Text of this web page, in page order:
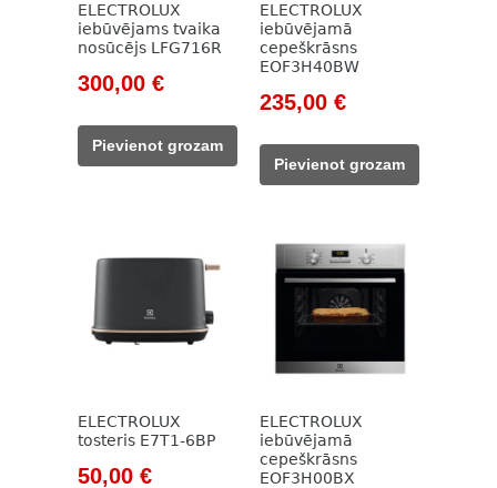
ELECTROLUX
iebūvējams tvaika
nosūcējs LFG716R
Original
was:
504,00 €.
300,00 €Current
300,00 €.
Pievienot grozam
ELECTROLUX
iebūvējamā
cepeškrāsns
EOF3H40BW
Original
was:
365,00 €.
235,00 €Current
235,00 €.
Pievienot grozam
ELECTROLUX
tosteris E7T1-6BP
Original
50,00 €Current
ELECTROLUX
iebūvējamā
cepeškrāsns
EOF3H00BX